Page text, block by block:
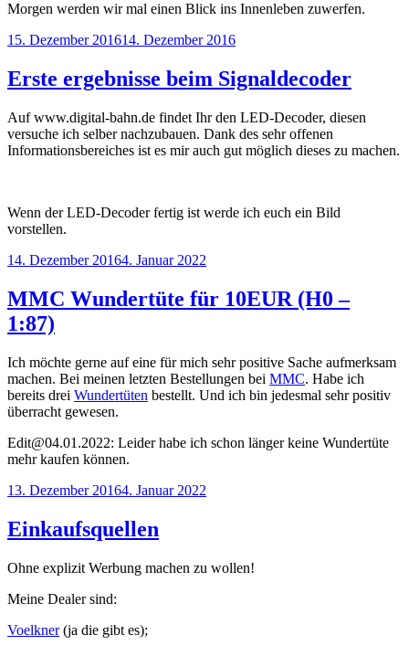
Morgen werden wir mal einen Blick ins Innenleben zuwerfen.
Veröffentlicht
15. Dezember 201614. Dezember 2016
Erste ergebnisse beim Signaldecoder
Auf www.digital-bahn.de findet Ihr den LED-Decoder, diesen
versuche ich selber nachzubauen. Dank des sehr offenen
Informationsbereiches ist es mir auch gut möglich dieses zu machen.
Wenn der LED-Decoder fertig ist werde ich euch ein Bild
vorstellen.
Veröffentlicht
14. Dezember 20164. Januar 2022
MMC Wundertüte für 10EUR (H0 –
1:87)
Ich möchte gerne auf eine für mich sehr positive Sache aufmerksam
machen. Bei meinen letzten Bestellungen bei MMC. Habe ich
bereits drei Wundertüten bestellt. Und ich bin jedesmal sehr positiv
überracht gewesen.
Edit@04.01.2022: Leider habe ich schon länger keine Wundertüte
mehr kaufen können.
Veröffentlicht
13. Dezember 20164. Januar 2022
Einkaufsquellen
Ohne explizit Werbung machen zu wollen!
Meine Dealer sind:
Voelkner(ja die gibt es);